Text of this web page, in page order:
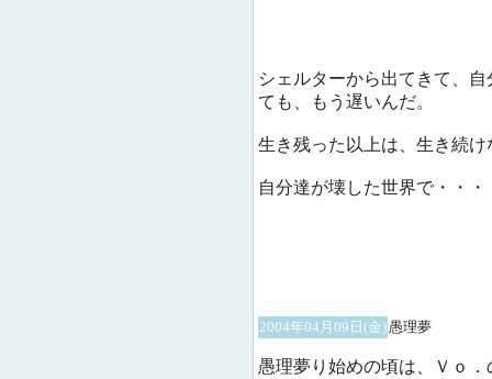
シェルターから出てきて、
ても、もう遅いんだ。
生き残った以上は、生き続
自分達が壊した世界で・・・
2004年04月09日(金)愚理夢
愚理夢り始めの頃は、Ｖｏ